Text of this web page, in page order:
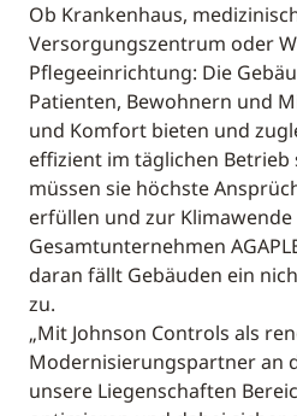
Ob Krankenhaus,
Versorgungszentrum oder
Pflegeeinrichtung: Die
Patienten, Bewohnern und
und Komfort bieten und
effizient im täglichen Betrieb
müssen sie höchste
erfüllen und zur Klimawende
Gesamtunternehmen
daran fällt Gebäuden ein
zu.
„Mit Johnson Controls als
Modernisierungspartner an
unsere Liegenschaften